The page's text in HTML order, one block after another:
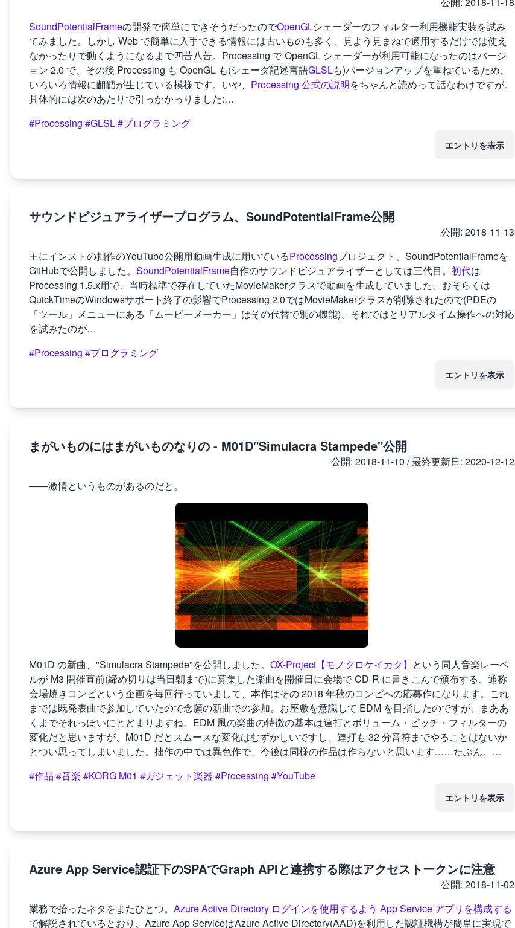
SoundPotentialFrameの開発で簡単にできそうだったのでOpenGLシェーダーのフィルター利用機能実装を試み
てみました。しかし Web で簡単に入手できる情報には古いものも多く、見よう見まねで適用するだけでは使え
なかったりで動くようになるまで四苦八苦。Processing で OpenGL シェーダーが利用可能になったのはバージ
ョン 2.0 で、その後 Processing も OpenGL も(シェーダ記述言語GLSLも)バージョンアップを重ねているため、
いろいろ情報に齟齬が生じている模様です。いや、 Processing 公式の説明をちゃんと読めって話なわけですが。
具体的には次のあたりで引っかかっりました:…
#Processing #GLSL#プログラミング
エントリを表示
サウンドビジュアライザープログラム、SoundPotentialFrame公開
公開:2018-11-13
主にインストの拙作のYouTube公開用動画生成に用いているProcessingプロジェクト、SoundPotentialFrameを
GitHubで公開しました。 SoundPotentialFrame自作のサウンドビジュアライザーとしては三代目。 初代は
Processing 1.5.x用で、当時標準で存在していたMovieMakerクラスで動画を生成していました。おそらくは
QuickTimeのWindowsサポート終了の影響でProcessing 2.0ではMovieMakerクラスが削除されたので(PDEの
「ツール」メニューにある「ムービーメーカー」はその代替で別の機能)、それではとリアルタイム操作への対応
を試みたのが…
#Processing #プログラミング
エントリを表示
まがいものにはまがいものなりの - M01D"Simulacra Stampede"公開
公開:2018-11-10 / 最終更新日:2020-12-12
――激情というものがあるのだと。
M01D の新曲、"Simulacra Stampede"を公開しました。 OX-Project【モノクロケイカク】 という同人音楽レーベ
ルが M3 開催直前(締め切りは当日朝まで)に募集した楽曲を開催日に会場で CD-R に書きこんで頒布する、通称
会場焼きコンピという企画を毎回行っていまして、本作はその 2018 年秋のコンピへの応募作になります。これ
までは既発表曲で参加していたので念願の新曲での参加。お座敷を意識して EDM を目指したのですが、まああ
くまでそれっぽいにとどまりますね。EDM 風の楽曲の特徴の基本は連打とボリューム・ピッチ・フィルターの
変化だと思いますが、M01D だとスムースな変化はむずかしいですし、連打も 32 分音符までやることはないか
とつい思ってしまいました。拙作の中では異色作で、今後は同様の作品は作らないと思います……たぶん。…
#作品 #音楽 #KORG M01 #ガジェット楽器 #Processing #YouTube
エントリを表示
Azure App Service認証下のSPAでGraph APIと連携する際はアクセストークンに注意
公開:2018-11-02
業務で拾ったネタをまたひとつ。 Azure Active Directory ログインを使用するよう App Service アプリを構成する
で解説されているとおり、Azure App ServiceはAzure Active Directory(AAD)を利用した認証機構が簡単に実現で